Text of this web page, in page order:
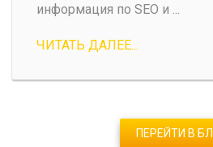
информация по SEO и ...
ЧИТАТЬ ДАЛЕЕ...
ПЕРЕЙТИ В